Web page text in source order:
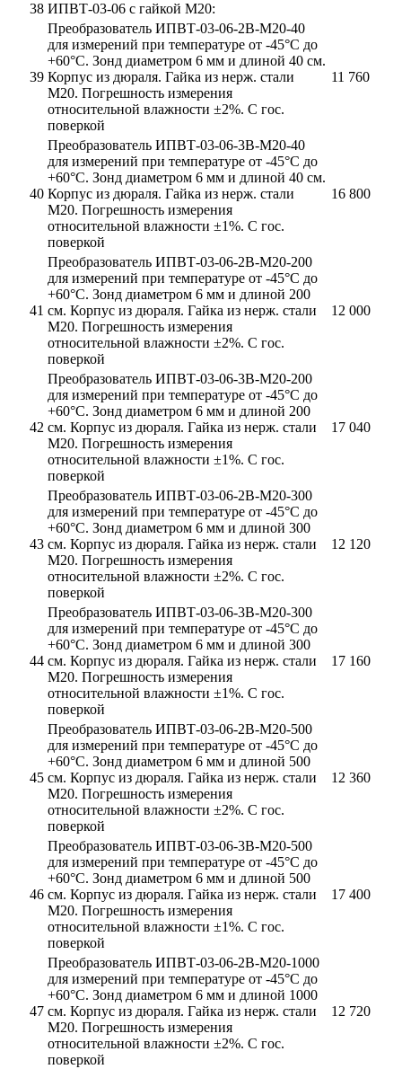
38 ИПВТ-03-06 с гайкой М20:
39
Преобразователь ИПВТ-03-06-2В-М20-40
для измерений при температуре от -45°С до
+60°С. Зонд диаметром 6 мм и длиной 40 см.
Корпус из дюраля. Гайка из нерж. стали
М20. Погрешность измерения
относительной влажности ±2%. С гос.
поверкой
11 760
40
Преобразователь ИПВТ-03-06-3В-М20-40
для измерений при температуре от -45°С до
+60°С. Зонд диаметром 6 мм и длиной 40 см.
Корпус из дюраля. Гайка из нерж. стали
М20. Погрешность измерения
относительной влажности ±1%. С гос.
поверкой
16 800
41
Преобразователь ИПВТ-03-06-2В-М20-200
для измерений при температуре от -45°С до
+60°С. Зонд диаметром 6 мм и длиной 200
см. Корпус из дюраля. Гайка из нерж. стали
М20. Погрешность измерения
относительной влажности ±2%. С гос.
поверкой
12 000
42
Преобразователь ИПВТ-03-06-3В-М20-200
для измерений при температуре от -45°С до
+60°С. Зонд диаметром 6 мм и длиной 200
см. Корпус из дюраля. Гайка из нерж. стали
М20. Погрешность измерения
относительной влажности ±1%. С гос.
поверкой
17 040
43
Преобразователь ИПВТ-03-06-2В-М20-300
для измерений при температуре от -45°С до
+60°С. Зонд диаметром 6 мм и длиной 300
см. Корпус из дюраля. Гайка из нерж. стали
М20. Погрешность измерения
относительной влажности ±2%. С гос.
поверкой
12 120
44
Преобразователь ИПВТ-03-06-3В-М20-300
для измерений при температуре от -45°С до
+60°С. Зонд диаметром 6 мм и длиной 300
см. Корпус из дюраля. Гайка из нерж. стали
М20. Погрешность измерения
относительной влажности ±1%. С гос.
поверкой
17 160
45
Преобразователь ИПВТ-03-06-2В-М20-500
для измерений при температуре от -45°С до
+60°С. Зонд диаметром 6 мм и длиной 500
см. Корпус из дюраля. Гайка из нерж. стали
М20. Погрешность измерения
относительной влажности ±2%. С гос.
поверкой
12 360
46
Преобразователь ИПВТ-03-06-3В-М20-500
для измерений при температуре от -45°С до
+60°С. Зонд диаметром 6 мм и длиной 500
см. Корпус из дюраля. Гайка из нерж. стали
М20. Погрешность измерения
относительной влажности ±1%. С гос.
поверкой
17 400
47
Преобразователь ИПВТ-03-06-2В-М20-1000
для измерений при температуре от -45°С до
+60°С. Зонд диаметром 6 мм и длиной 1000
см. Корпус из дюраля. Гайка из нерж. стали
М20. Погрешность измерения
относительной влажности ±2%. С гос.
поверкой
12 720